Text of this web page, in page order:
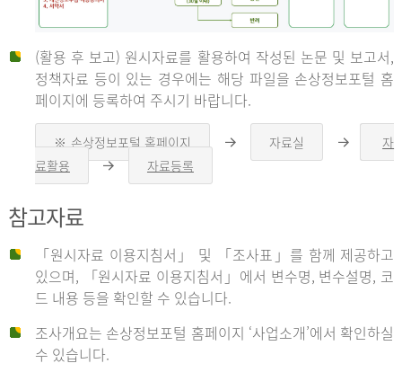
신
청
자
신
청
자
는
1.
자
(활용 후 보고) 원시자료를 활용하여 작성된 논문 및 보고서,
정책자료 등이 있는 경우에는 해당 파일을 손상정보포털 홈
페이지에 등록하여 주시기 바랍니다.
※ 손상정보포털 홈페이지
른
자료실
른
자
료활용
른
자료등록
참고자료
「원시자료 이용지침서」 및 「조사표」를 함께 제공하고
있으며, 「원시자료 이용지침서」에서 변수명, 변수설명, 코
드 내용 등을 확인할 수 있습니다.
조사개요는 손상정보포털 홈페이지 ‘사업소개’에서 확인하실
수 있습니다.